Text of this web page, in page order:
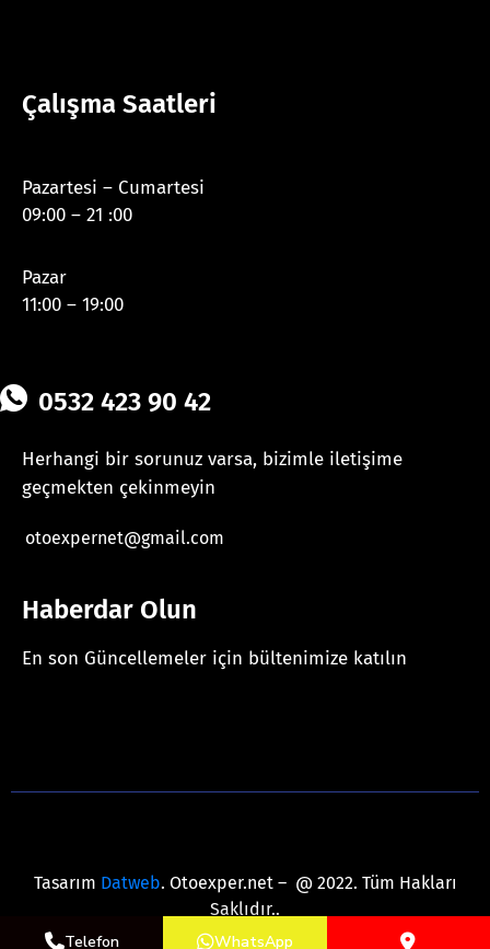
Çalışma Saatleri
Pazartesi – Cumartesi
09:00 – 21 :00
Pazar
11:00 – 19:00
0532 423 90 42
Herhangi bir sorunuz varsa, bizimle iletişime
geçmekten çekinmeyin
otoexpernet@gmail.com
Haberdar Olun
En son Güncellemeler için bültenimize katılın
Tasarım Datweb. Otoexper.net – @ 2022. Tüm Hakları
Saklıdır..
Telefon
WhatsApp